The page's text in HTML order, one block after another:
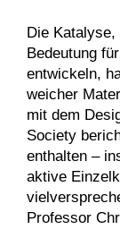
Die
Bedeutung
entwickeln,
weicher
mit dem
Society
enthalten –
aktive
Professor